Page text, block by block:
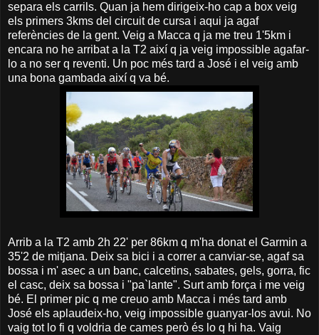
separa els carrils. Quan ja hem dirigeix-ho cap a box veig
els primers 3kms del circuit de cursa i aqui ja agaf
referències de la gent. Veig a Macca q ja me treu 1'5km i
encara no he arribat a la T2 així q ja veig impossible agafar-
lo a no ser q reventi. Un poc més tard a José i el veig amb
una bona gambada així q va bé.
Arrib a la T2 amb 2h 22' per 86km q m'ha donat el Garmin a
35'2 de mitjana. Deix sa bici i a correr a canviar-se, agaf sa
bossa i m' asec a un banc, calcetins, sabates, gels, gorra, fic
el casc, deix sa bossa i "pa`lante". Surt amb força i me veig
bé. El primer pic q me creuo amb Macca i més tard amb
José els aplaudeix-ho, veig impossible guanyar-los avui. No
vaig tot lo fi q voldria de cames però és lo q hi ha. Vaig